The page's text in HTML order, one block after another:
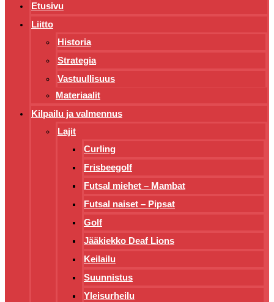
Etusivu
Liitto
Historia
Strategia
Vastuullisuus
Materiaalit
Kilpailu ja valmennus
Lajit
Curling
Frisbeegolf
Futsal miehet – Mambat
Futsal naiset – Pipsat
Golf
Jääkiekko Deaf Lions
Keilailu
Suunnistus
Yleisurheilu